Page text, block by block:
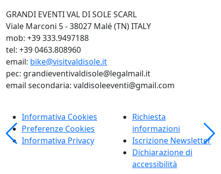
GRANDI EVENTI VAL DI SOLE SCARL
Viale Marconi 5 - 38027 Malé (TN) ITALY
mob: +39 333.9497188
tel: +39 0463.808960
email: bike@visitvaldisole.it
pec: grandieventivaldisole@legalmail.it
email secondaria: valdisoleeventi@gmail.com
Informativa Cookies
Preferenze Cookies
Informativa Privacy
Richiesta
informazioni
Iscrizione Newsletter
Dichiarazione di
accessibilità